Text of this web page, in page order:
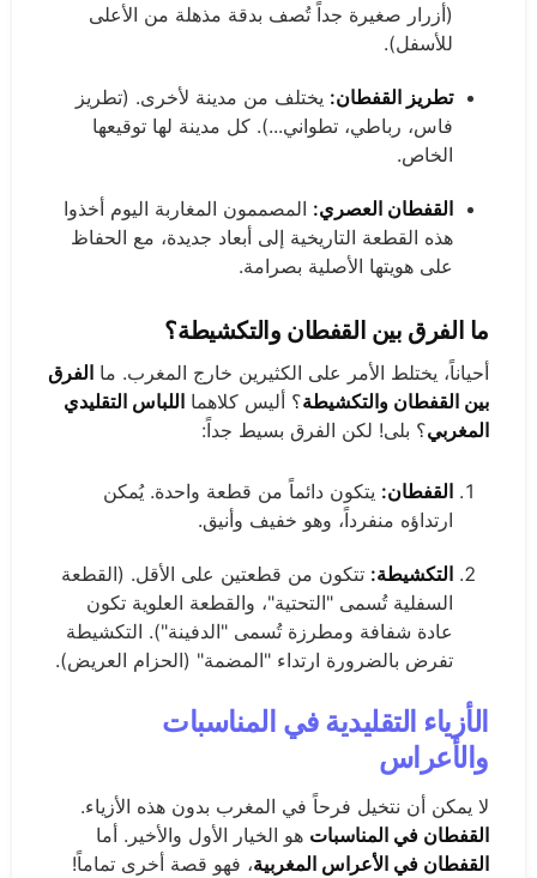
(أزرار صغيرة جداً تُصف بدقة مذهلة من الأعلى
للأسفل).
تطريز القفطان: يختلف من مدينة لأخرى. (تطريز
فاس، رباطي، تطواني...). كل مدينة لها توقيعها
الخاص.
القفطان العصري: المصممون المغاربة اليوم أخذوا
هذه القطعة التاريخية إلى أبعاد جديدة، مع الحفاظ
على هويتها الأصلية بصرامة.
ما الفرق بين القفطان والتكشيطة؟
أحياناً، يختلط الأمر على الكثيرين خارج المغرب. ما الفرق
بين القفطان والتكشيطة؟ أليس كلاهما اللباس التقليدي
المغربي؟ بلى! لكن الفرق بسيط جداً:
القفطان: يتكون دائماً من قطعة واحدة. يُمكن
ارتداؤه منفرداً، وهو خفيف وأنيق.
التكشيطة: تتكون من قطعتين على الأقل. (القطعة
السفلية تُسمى "التحتية"، والقطعة العلوية تكون
عادة شفافة ومطرزة تُسمى "الدفينة"). التكشيطة
تفرض بالضرورة ارتداء "المضمة" (الحزام العريض).
الأزياء التقليدية في المناسبات
والأعراس
لا يمكن أن نتخيل فرحاً في المغرب بدون هذه الأزياء.
القفطان في المناسبات هو الخيار الأول والأخير. أما
القفطان في الأعراس المغربية، فهو قصة أخرى تماماً!